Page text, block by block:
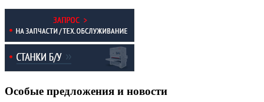
Особые предложения и новости